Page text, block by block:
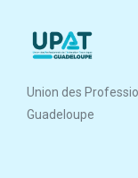
Union des
Guadeloupe